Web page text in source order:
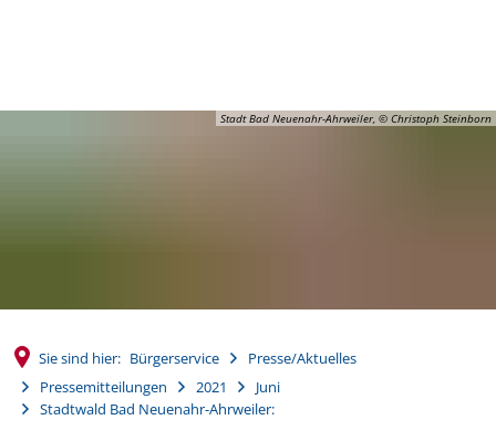
Stadt Bad Neuenahr-Ahrweiler, © Christoph Steinborn
Sie sind hier: Bürgerservice
Presse/Aktuelles
Pressemitteilungen
2021
Juni
Stadtwald Bad Neuenahr-Ahrweiler: